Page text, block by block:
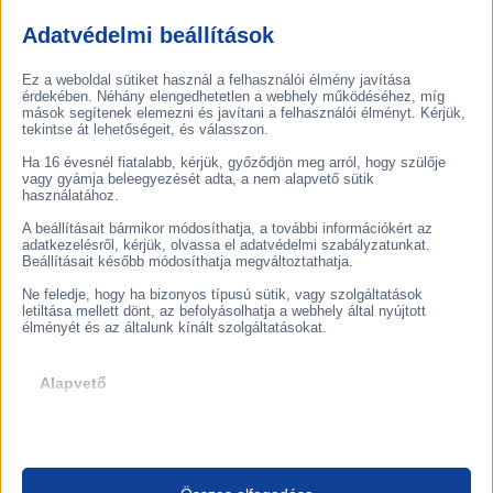
Hatékonyabb folyamatok és élhetőbb munkahely
Esettanulmány →
NAGYKERESKEDELEM,TEXTILIPAR
Adatvédelmi beállítások
Ez a weboldal sütiket használ a felhasználói élmény javítása
érdekében. Néhány elengedhetetlen a webhely működéséhez, míg
mások segítenek elemezni és javítani a felhasználói élményt. Kérjük,
tekintse át lehetőségeit, és válasszon.
Ha 16 évesnél fiatalabb, kérjük, győződjön meg arról, hogy szülője
vagy gyámja beleegyezését adta, a nem alapvető sütik
használatához.
A beállításait bármikor módosíthatja, a további információkért az
adatkezelésről, kérjük, olvassa el adatvédelmi szabályzatunkat.
Beállításait később módosíthatja megváltoztathatja.
Ne feledje, hogy ha bizonyos típusú sütik, vagy szolgáltatások
letiltása mellett dönt, az befolyásolhatja a webhely által nyújtott
élményét és az általunk kínált szolgáltatásokat.
Alapvető
igénylik a felhasználó hozzájárulását.